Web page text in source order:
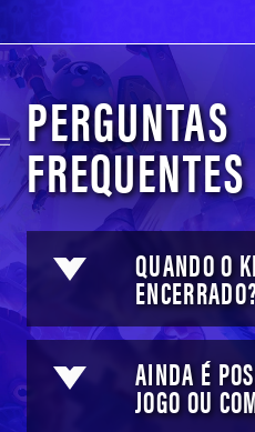
PERGUNTAS
FREQUENTES
QUANDO O
AINDA É
JOGO OU